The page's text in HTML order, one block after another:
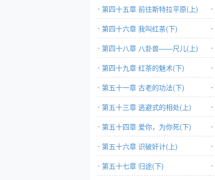
第四十五章 前往斯特拉平原(上)
第四十六章 我叫红茶(下)
第四十八章 八卦兽——尺儿(上)
第四十九章 红茶的魅术(下)
第五十一章 古老的功法(下)
第五十三章 逃避式的相处(上)
第五十四章 爱你，为你死(下)
第五十六章 识破奸计(上)
第五十七章 归途(下)